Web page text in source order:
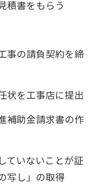
積書をもらう
事の請負契約を締
状を工事店に提出
補助金請求書の作
ていないことが証
写し」の取得